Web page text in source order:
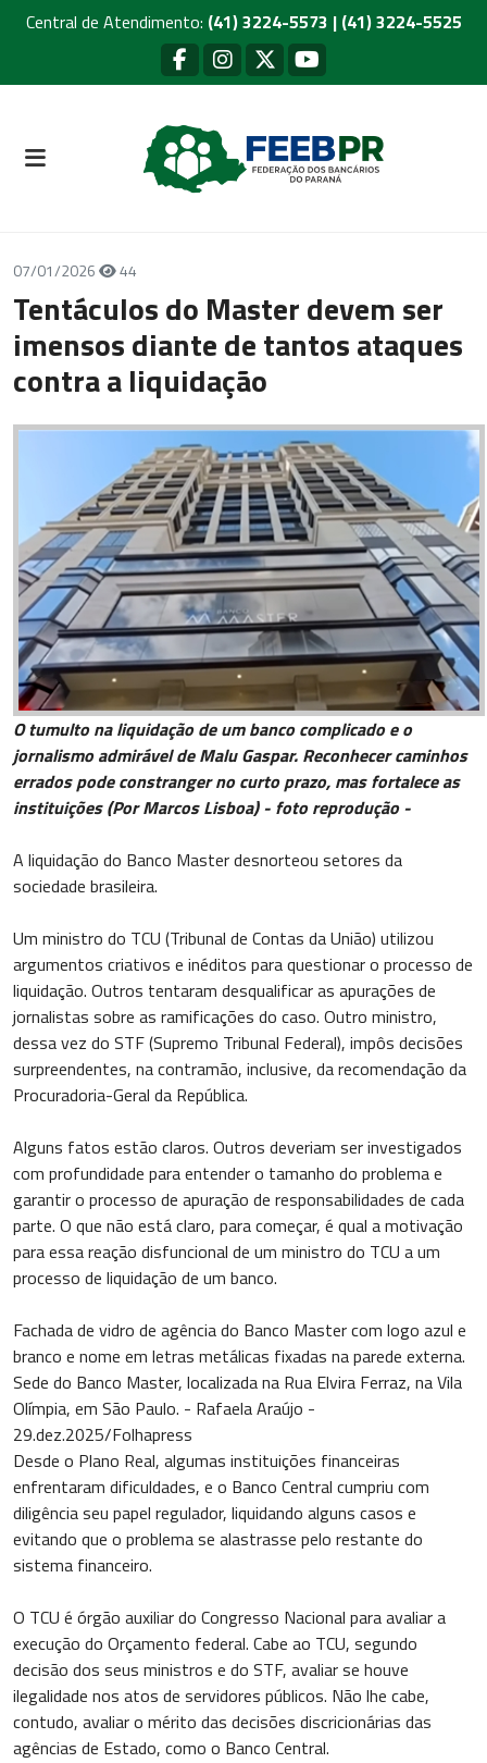
Central de Atendimento: (41) 3224-5573 | (41) 3224-5525
07/01/2026 44
Tentáculos do Master devem ser
imensos diante de tantos ataques
contra a liquidação
O tumulto na liquidação de um banco complicado e o
jornalismo admirável de Malu Gaspar. Reconhecer caminhos
errados pode constranger no curto prazo, mas fortalece as
instituições (Por Marcos Lisboa) - foto reprodução -
A liquidação do Banco Master desnorteou setores da
sociedade brasileira.
Um ministro do TCU (Tribunal de Contas da União) utilizou
argumentos criativos e inéditos para questionar o processo de
liquidação. Outros tentaram desqualificar as apurações de
jornalistas sobre as ramificações do caso. Outro ministro,
dessa vez do STF (Supremo Tribunal Federal), impôs decisões
surpreendentes, na contramão, inclusive, da recomendação da
Procuradoria-Geral da República.
Alguns fatos estão claros. Outros deveriam ser investigados
com profundidade para entender o tamanho do problema e
garantir o processo de apuração de responsabilidades de cada
parte. O que não está claro, para começar, é qual a motivação
para essa reação disfuncional de um ministro do TCU a um
processo de liquidação de um banco.
Fachada de vidro de agência do Banco Master com logo azul e
branco e nome em letras metálicas fixadas na parede externa.
Sede do Banco Master, localizada na Rua Elvira Ferraz, na Vila
Olímpia, em São Paulo. - Rafaela Araújo -
29.dez.2025/Folhapress
Desde o Plano Real, algumas instituições financeiras
enfrentaram dificuldades, e o Banco Central cumpriu com
diligência seu papel regulador, liquidando alguns casos e
evitando que o problema se alastrasse pelo restante do
sistema financeiro.
O TCU é órgão auxiliar do Congresso Nacional para avaliar a
execução do Orçamento federal. Cabe ao TCU, segundo
decisão dos seus ministros e do STF, avaliar se houve
ilegalidade nos atos de servidores públicos. Não lhe cabe,
contudo, avaliar o mérito das decisões discricionárias das
agências de Estado, como o Banco Central.